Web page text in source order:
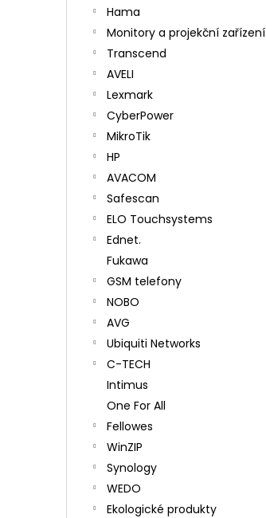
Hama
Monitory a projekční zařízení
Transcend
AVELI
Lexmark
CyberPower
MikroTik
HP
AVACOM
Safescan
ELO Touchsystems
Ednet.
Fukawa
GSM telefony
NOBO
AVG
Ubiquiti Networks
C-TECH
Intimus
One For All
Fellowes
WinZIP
Synology
WEDO
Ekologické produkty